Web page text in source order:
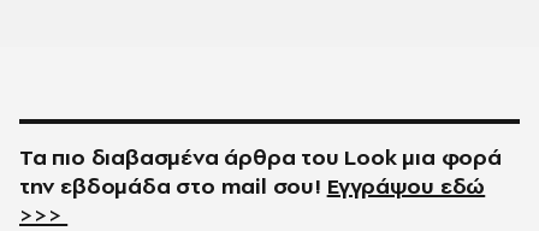
Τα πιο διαβασμένα άρθρα του Look μια φορά
την εβδομάδα στο mail σου! Εγγράψου εδώ
>>>